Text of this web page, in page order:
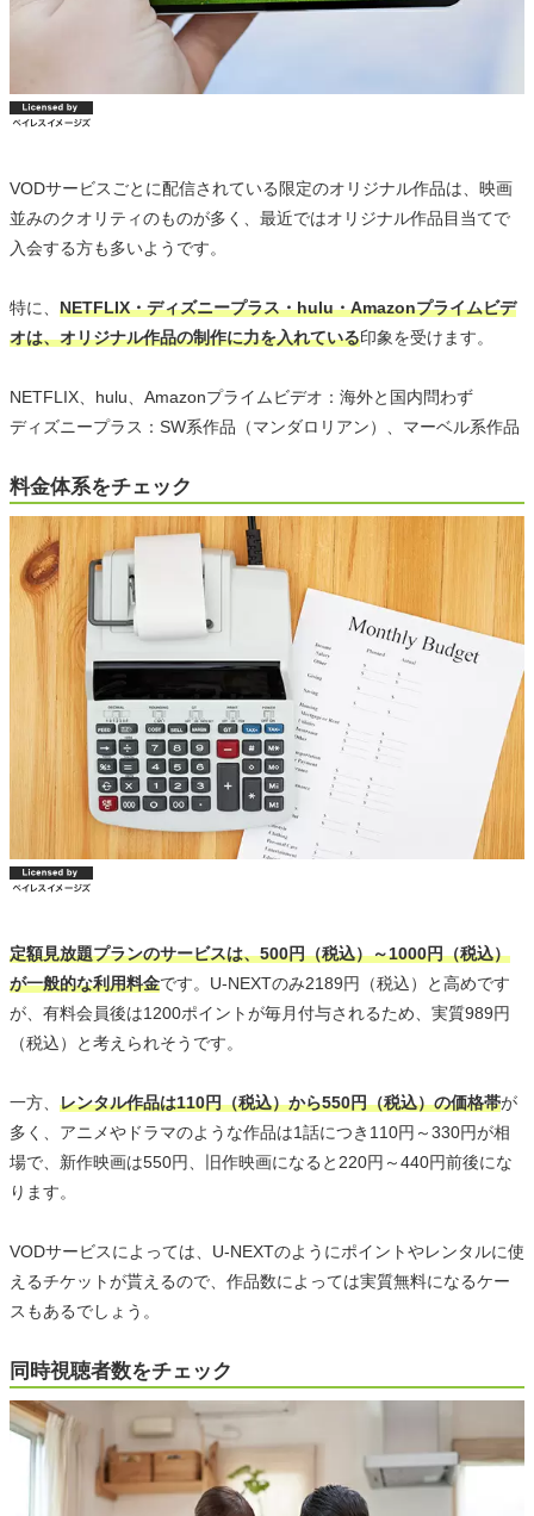
VODサービスごとに配信されている限定のオリジナル作品は、映画
並みのクオリティのものが多く、最近ではオリジナル作品目当てで
入会する方も多いようです。
特に、 NETFLIX・ディズニープラス・hulu・Amazonプライムビデ
オは、オリジナル作品の制作に力を入れている印象を受けます。
NETFLIX、hulu、Amazonプライムビデオ：海外と国内問わず
ディズニープラス：SW系作品（マンダロリアン）、マーベル系作品
料金体系をチェック
定額見放題プランのサービスは、500円（税込）～1000円（税込）
が一般的な利用料金です。U-NEXTのみ2189円（税込）と高めです
が、有料会員後は1200ポイントが毎月付与されるため、実質989円
（税込）と考えられそうです。
一方、 レンタル作品は110円（税込）から550円（税込）の価格帯が
多く、アニメやドラマのような作品は1話につき110円～330円が相
場で、新作映画は550円、旧作映画になると220円～440円前後にな
ります。
VODサービスによっては、U-NEXTのようにポイントやレンタルに使
えるチケットが貰えるので、作品数によっては実質無料になるケー
スもあるでしょう。
同時視聴者数をチェック